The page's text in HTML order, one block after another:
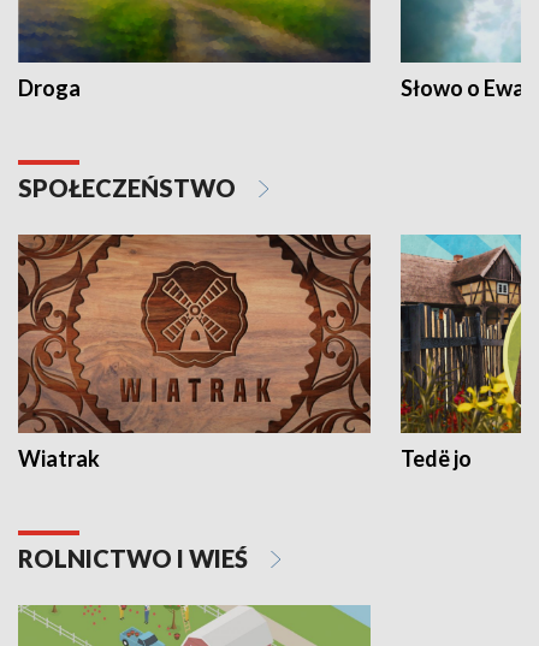
Droga Słowo o
SPOŁECZEŃSTWO
Wiatrak Tedë jo
ROLNICTWO I WIEŚ